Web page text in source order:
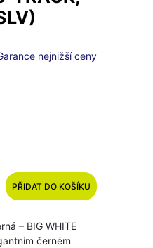
nejnižší ceny
PŘIDAT DO KOŠÍKU
– BIG WHITE
černém